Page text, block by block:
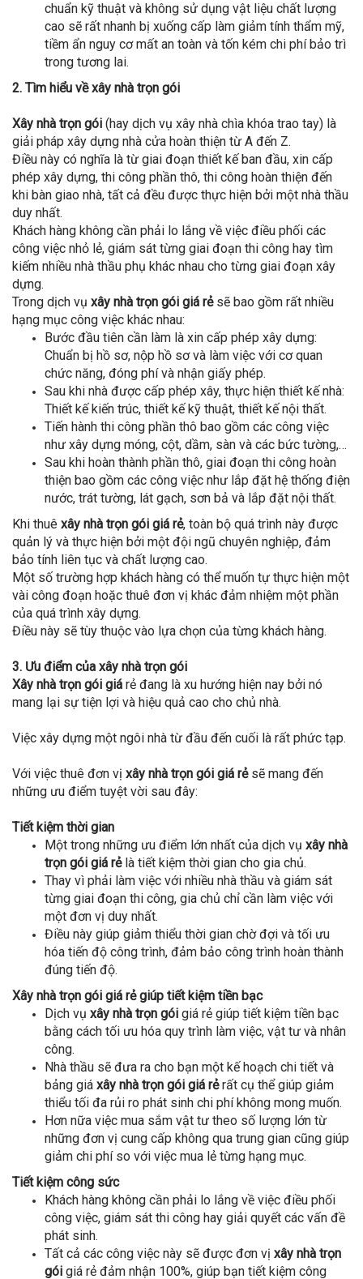
chuẩn kỹ thuật và không sử dụng vật liệu chất lượng
cao sẽ rất nhanh bị xuống cấp làm giảm tính thẩm mỹ,
tiềm ẩn nguy cơ mất an toàn và tốn kém chi phí bảo trì
trong tương lai.
2. Tìm hiểu về xây nhà trọn gói
Xây nhà trọn gói (hay dịch vụ xây nhà chìa khóa trao tay) là
giải pháp xây dựng nhà cửa hoàn thiện từ A đến Z.
Điều này có nghĩa là từ giai đoạn thiết kế ban đầu, xin cấp
phép xây dựng, thi công phần thô, thi công hoàn thiện đến
khi bàn giao nhà, tất cả đều được thực hiện bởi một nhà thầu
duy nhất.
Khách hàng không cần phải lo lắng về việc điều phối các
công việc nhỏ lẻ, giám sát từng giai đoạn thi công hay tìm
kiếm nhiều nhà thầu phụ khác nhau cho từng giai đoạn xây
dựng.
Trong dịch vụ xây nhà trọn gói giá rẻsẽ bao gồm rất nhiều
hạng mục công việc khác nhau:
Bước đầu tiên cần làm là xin cấp phép xây dựng:
Chuẩn bị hồ sơ, nộp hồ sơ và làm việc với cơ quan
chức năng, đóng phí và nhận giấy phép.
Sau khi nhà được cấp phép xây, thực hiện thiết kế nhà:
Thiết kế kiến trúc, thiết kế kỹ thuật, thiết kế nội thất.
Tiến hành thi công phần thô bao gồm các công việc
như xây dựng móng, cột, dầm, sàn và các bức tường,…
Sau khi hoàn thành phần thô, giai đoạn thi công hoàn
thiện bao gồm các công việc như lắp đặt hệ thống điện
nước, trát tường, lát gạch, sơn bả và lắp đặt nội thất.
Khi thuê xây nhà trọn gói giá rẻ, toàn bộ quá trình này được
quản lý và thực hiện bởi một đội ngũ chuyên nghiệp, đảm
bảo tính liên tục và chất lượng cao.
Một số trường hợp khách hàng có thể muốn tự thực hiện một
vài công đoạn hoặc thuê đơn vị khác đảm nhiệm một phần
của quá trình xây dựng.
Điều này sẽ tùy thuộc vào lựa chọn của từng khách hàng.
3. Ưu điểm của xây nhà trọn gói
Xây nhà trọn gói giá rẻ đang là xu hướng hiện nay bởi nó
mang lại sự tiện lợi và hiệu quả cao cho chủ nhà.
Việc xây dựng một ngôi nhà từ đầu đến cuối là rất phức tạp.
Với việc thuê đơn vị xây nhà trọn gói giá rẻsẽ mang đến
những ưu điểm tuyệt vời sau đây:
Tiết kiệm thời gian
Một trong những ưu điểm lớn nhất của dịch vụ xây nhà
trọn gói giá rẻlà tiết kiệm thời gian cho gia chủ.
Thay vì phải làm việc với nhiều nhà thầu và giám sát
từng giai đoạn thi công, gia chủ chỉ cần làm việc với
một đơn vị duy nhất.
Điều này giúp giảm thiểu thời gian chờ đợi và tối ưu
hóa tiến độ công trình, đảm bảo công trình hoàn thành
đúng tiến độ.
Xây nhà trọn gói giá rẻ giúp tiết kiệm tiền bạc
Dịch vụ xây nhà trọn gói giá rẻ giúp tiết kiệm tiền bạc
bằng cách tối ưu hóa quy trình làm việc, vật tư và nhân
công.
Nhà thầu sẽ đưa ra cho bạn một kế hoạch chi tiết và
bảng giá xây nhà trọn gói giá rẻrất cụ thể giúp giảm
thiểu tối đa rủi ro phát sinh chi phí không mong muốn.
Hơn nữa việc mua sắm vật tư theo số lượng lớn từ
những đơn vị cung cấp không qua trung gian cũng giúp
giảm chi phí so với việc mua lẻ từng hạng mục.
Tiết kiệm công sức
Khách hàng không cần phải lo lắng về việc điều phối
công việc, giám sát thi công hay giải quyết các vấn đề
phát sinh.
Tất cả các công việc này sẽ được đơn vị xây nhà trọn
gói giá rẻ đảm nhận 100%, giúp bạn tiết kiệm công